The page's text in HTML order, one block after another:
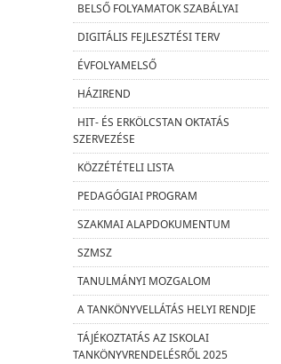
BELSŐ FOLYAMATOK SZABÁLYAI
DIGITÁLIS FEJLESZTÉSI TERV
ÉVFOLYAMELSŐ
HÁZIREND
HIT- ÉS ERKÖLCSTAN OKTATÁS
SZERVEZÉSE
KÖZZÉTÉTELI LISTA
PEDAGÓGIAI PROGRAM
SZAKMAI ALAPDOKUMENTUM
SZMSZ
TANULMÁNYI MOZGALOM
A TANKÖNYVELLÁTÁS HELYI RENDJE
TÁJÉKOZTATÁS AZ ISKOLAI
TANKÖNYVRENDELÉSRŐL 2025